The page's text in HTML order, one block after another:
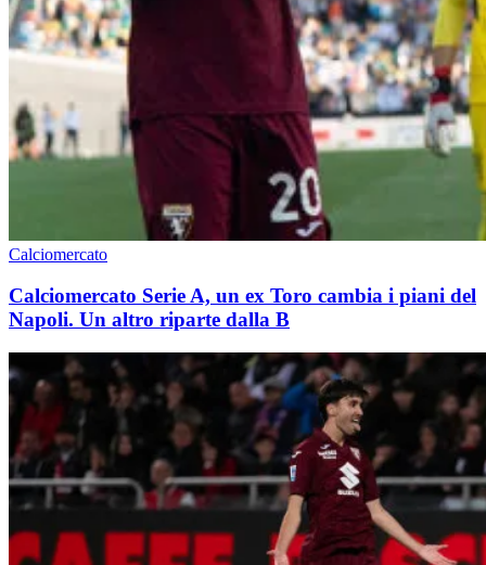
Calciomercato
Calciomercato Serie A, un ex Toro cambia i piani del
Napoli. Un altro riparte dalla B